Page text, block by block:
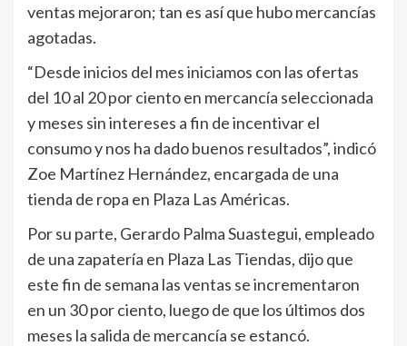
ventas mejoraron; tan es así que hubo mercancías
agotadas.
“Desde inicios del mes iniciamos con las ofertas
del 10 al 20 por ciento en mercancía seleccionada
y meses sin intereses a fin de incentivar el
consumo y nos ha dado buenos resultados”, indicó
Zoe Martínez Hernández, encargada de una
tienda de ropa en Plaza Las Américas.
Por su parte, Gerardo Palma Suastegui, empleado
de una zapatería en Plaza Las Tiendas, dijo que
este fin de semana las ventas se incrementaron
en un 30 por ciento, luego de que los últimos dos
meses la salida de mercancía se estancó.